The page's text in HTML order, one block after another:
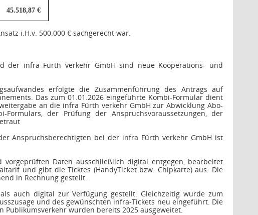
45.518,87 €
i.H.v. 500.000 € sachgerecht war.
der infra Fürth verkehr GmbH sind neue Kooperations- und
erfolgte die Zusammenführung des Antrags auf
Das zum 01.01.2026 eingeführte Kombi-Formular dient
an die infra Fürth verkehr GmbH zur Abwicklung Abo-
der Prüfung der Anspruchsvoraussetzungen, der
Anspruchsberechtigten bei der infra Fürth verkehr GmbH ist
Daten ausschließlich digital entgegen, bearbeitet
und gibt die Ticktes (HandyTicket bzw. Chipkarte) aus. Die
in Rechnung gestellt.
auch digital zur Verfügung gestellt. Gleichzeitig wurde zum
und des gewünschten infra-Tickets neu eingeführt. Die
wurden bereits 2025 ausgeweitet.